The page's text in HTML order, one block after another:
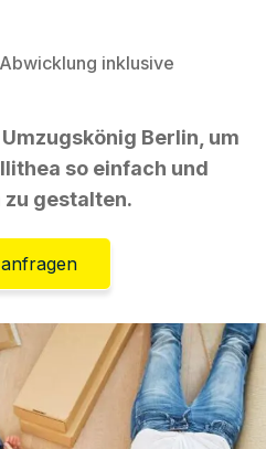
inklusive
Berlin, um
so einfach und
gestalten.